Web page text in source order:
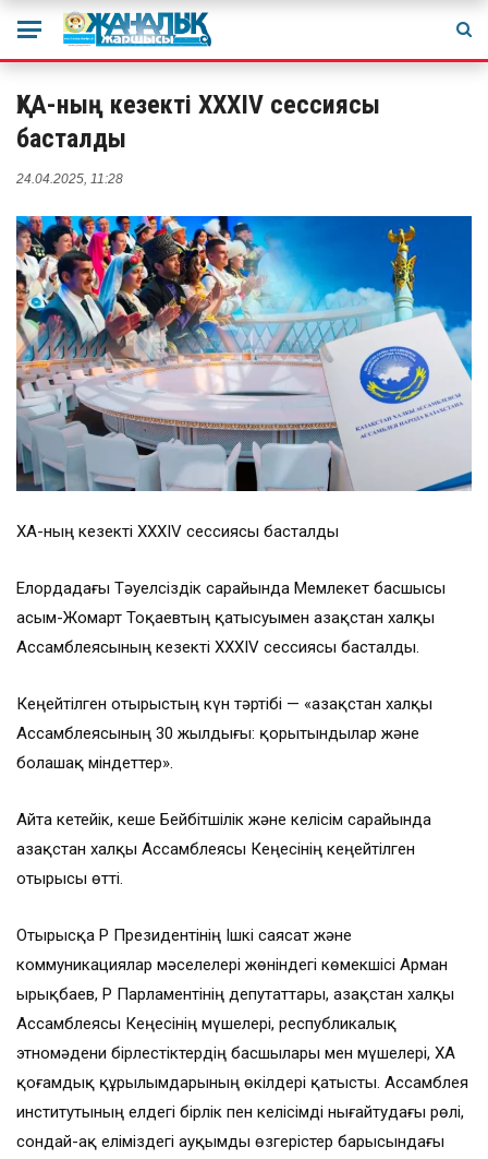
ҚХА-ның кезекті ХХХІV сессиясы
басталды
24.04.2025, 11:28
ҚХА-ның кезекті ХХХІV сессиясы басталды
Елордадағы Тәуелсіздік сарайында Мемлекет басшысы
Қасым-Жомарт Тоқаевтың қатысуымен Қазақстан халқы
Ассамблеясының кезекті ХХХІV сессиясы басталды.
Кеңейтілген отырыстың күн тәртібі — «Қазақстан халқы
Ассамблеясының 30 жылдығы: қорытындылар және
болашақ міндеттер».
Айта кетейік, кеше Бейбітшілік және келісім сарайында
Қазақстан халқы Ассамблеясы Кеңесінің кеңейтілген
отырысы өтті.
Отырысқа ҚР Президентінің Ішкі саясат және
коммуникациялар мәселелері жөніндегі көмекшісі Арман
Қырықбаев, ҚР Парламентінің депутаттары, Қазақстан халқы
Ассамблеясы Кеңесінің мүшелері, республикалық
этномәдени бірлестіктердің басшылары мен мүшелері, ҚХА
қоғамдық құрылымдарының өкілдері қатысты. Ассамблея
институтының елдегі бірлік пен келісімді нығайтудағы рөлі,
сондай-ақ еліміздегі ауқымды өзгерістер барысындағы